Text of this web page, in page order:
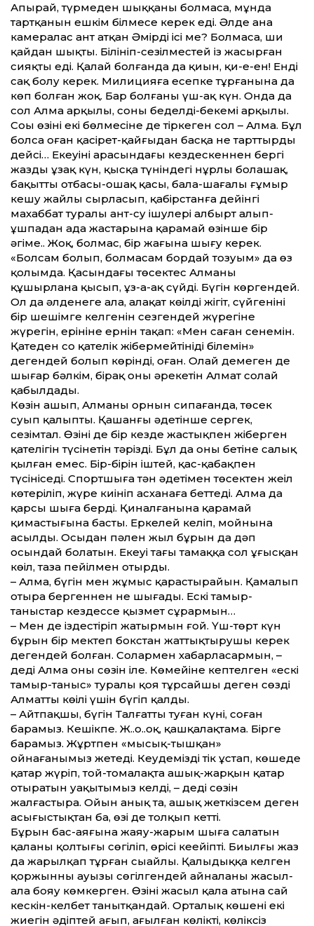
Апырай, түрмеден шыққаны болмаса, мұнда
тартқанын ешкім білмесе керек еді. Әлде ана
камералас ант атқан Әмірдің ісі ме? Болмаса, ши
қайдан шықты. Білініп-сезілместей із жасырған
сияқты еді. Қалай болғанда да қиын, қи-е-ен! Енді
сақ болу керек. Милицияға есепке тұрғанына да
көп болған жоқ. Бар болғаны үш-ақ күн. Онда да
сол Алма арқылы, соның беделді-бекемі арқылы.
Соңы өзінің екі бөлмесіне де тіркеген сол – Алма. Бұл
болса оған қасірет-қайғыдан басқа не тарттырды
дейсің… Екеуінің арасындағы кез­дескеннен бергі
жаздың ұзақ күн, қысқа түніндегі нұрлы болашақ,
бақытты отбасы-ошақ қасы, бала-шағалы ғұмыр
кешу жайлы сырласып, қабірстанға дейінгі
махаббат туралы ант-су ішулері албырт алып-
ұшпадан ада жастарына қарамай өзінше бір
әңгіме.. Жоқ, болмас, бір жағына шығу керек.
«Болсам болып, болмасам бордай тозуым» да өз
қолымда. Қасындағы төсектес Алманы
құшырлана қысып, ұз-а-ақ сүйді. Бүгін көргендей.
Ол да әлденеге алаң, алақат көңілді жігіт, сүйгенінің
бір шешімге келгенін сезгендей жүрегіне
жүрегін, ерініне ернін тақап: «Мен саған сенемін.
Қатеден соң қателік жібермейтініңді білемін»
дегендей болып көрінді, оған. Олай демеген де
шығар бәлкім, бірақ оның әрекетін Алмат солай
қабылдады.
Көзін ашып, Алманың орнын сипағанда, төсек
суып қалыпты. Қашанғы әдетінше сергек,
сезімтал. Өзінің де бір кез­де жастықпен жіберген
қателігін түсінетін тәрізді. Бұл да оны бетіне салық
қылған емес. Бір-бірін іштей, қас-қабақпен
түсініседі. Спортшыға тән әдетімен төсектен жеңіл
көтеріліп, жүре киініп асханаға беттеді. Алма да
қарсы шыға берді. Қиналғанына қарамай
қимастығына басты. Еркелей келіп, мойнына
асылды. Осыдан пәлен жыл бұрын да дәп
осындай болатын. Екеуі таңғы тамаққа сол ұғысқан
көңіл, таза пейілмен отырды.
– Алма, бүгін мен жұмыс қарастырайын. Қамалып
отыра бергеннен не шығады. Ескі тамыр-
таныстар кез­дессе қызмет сұрармын…
– Мен де іздестіріп жатырмын ғой. Үш-төрт күн
бұрын бір мектеп бокстан жаттықтырушы керек
дегендей болған. Солармен хабарласармын, –
деді Алма оның сөзін іле. Көмейіне кептелген «ескі
тамыр-таныс» туралы қоя тұрсайшы деген сөзді
Алматтың көңілі үшін бүгіп қалды.
– Айтпақшы, бүгін Талғаттың туған күні, соған
барамыз. Кешікпе. Ж..о..оқ, қашқалақтама. Бірге
барамыз. Жұртпен «мысық-тышқан»
ойнағанымыз жетеді. Кеудемізді тік ұстап, көшеде
қатар жүріп, той-томалақта ашық-жарқын қатар
отыратын уақытымыз келді, – деді сөзін
жалғастыра. Ойын анық та, ашық жеткізсем деген
асығыстықтан ба, өзі де толқып кетті.
Бұрын бас-аяғына жаяу-жарым шыға салатын
қаланың қолтығы сөгіліп, өрісі кеңейіпті. Биылғы жаз
да жарылқап тұрған сыңайлы. Қалыңдыққа келген
қоржынның ауызы сөгілгендей айналаны жасыл-
ала бояу көмкерген. Өзінің жасыл қала атына сай
кескін-келбет танытқандай. Орталық көшенің екі
жиегін әдіптей ағып, ағылған көлікті, көліксіз